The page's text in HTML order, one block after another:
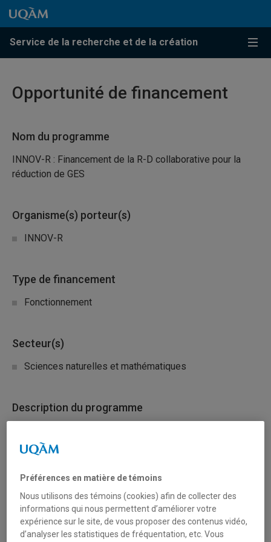
Passer au contenu
Accéder au menu principal
Accéder à la recherche
Passer au contenu
Accéder au menu principal
Service de la recherche et de la création
Menu
Opportunité de financement
Nom du programme
INNOV-R : Financement de la R-D collaborative pour la
réduction de GES
Organisme(s) porteur(s)
INNOV-R
Type de financement
Fonctionnement
Secteur(s)
Sciences naturelles et mathématiques
Description du programme
Encourager l’émergence de technologies et de
progresser plus rapidement vers ses objectifs de
réduction des GES;
Favoriser la diffusion de nouvelles connaissances en
matière de réduction des GES;
Préférences en matière de témoins
Nous utilisons des témoins (cookies) afin de collecter des
informations qui nous permettent d’améliorer votre
expérience sur le site, de vous proposer des contenus vidéo,
d’analyser les statistiques de fréquentation, etc. Vous